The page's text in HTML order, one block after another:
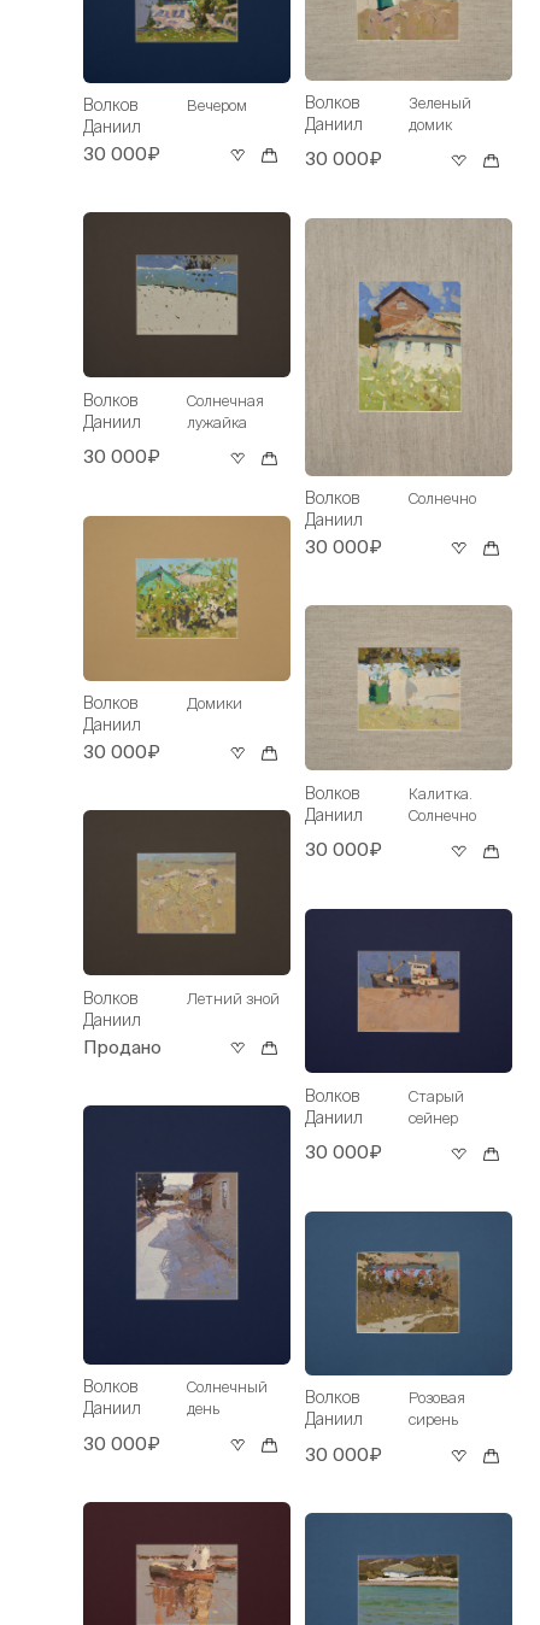
Волков
Даниил
Вечером
30 000₽
Волков
Даниил
Солнечная
лужайка
30 000₽
Волков
Даниил
Домики
30 000₽
Волков
Даниил
Летний зной
Продано
Волков
Даниил
Солнечный
день
30 000₽
Волков
Даниил
Зеленый
домик
30 000₽
Волков
Даниил
Солнечно
30 000₽
Волков
Даниил
Калитка.
Солнечно
30 000₽
Волков
Даниил
Старый
сейнер
30 000₽
Волков
Даниил
Розовая
сирень
30 000₽